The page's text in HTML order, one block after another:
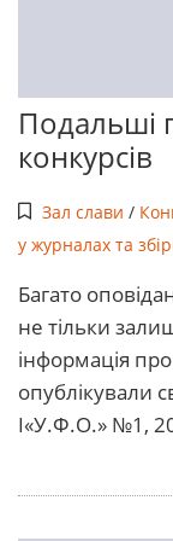
Подальші
конкурсів
Зал слави /
у журналах та
Багато
не тільки
інформація
опублікували
І«У.Ф.О.» №1,